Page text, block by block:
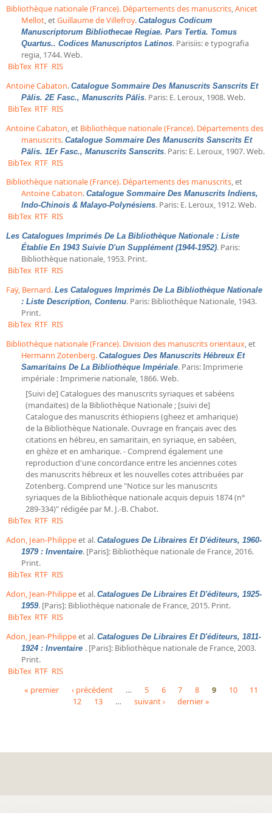
Bibliothèque nationale (France). Départements des manuscrits,Anicet
Mellot, etGuillaume de Villefroy. Catalogus Codicum
Manuscriptorum Bibliothecae Regiae. Pars Tertia. Tomus
Quartus.. Codices Manuscriptos Latinos. Parisiis: e typografia
regia, 1744. Web.
BibTex RTF RIS
Antoine Cabaton. Catalogue Sommaire Des Manuscrits Sanscrits Et
Pālis. 2E Fasc., Manuscrits Pālis. Paris: E. Leroux, 1908. Web.
BibTex RTF RIS
Antoine Cabaton, et Bibliothèque nationale (France). Départements des
manuscrits. Catalogue Sommaire Des Manuscrits Sanscrits Et
Pālis. 1Er Fasc., Manuscrits Sanscrits. Paris: E. Leroux, 1907. Web.
BibTex RTF RIS
Bibliothèque nationale (France). Départements des manuscrits, et
Antoine Cabaton. Catalogue Sommaire Des Manuscrits Indiens,
Indo-Chinois & Malayo-Polynésiens. Paris: E. Leroux, 1912. Web.
BibTex RTF RIS
Les Catalogues Imprimés De La Bibliothèque Nationale : Liste
Établie En 1943 Suivie D'un Supplément (1944-1952). Paris:
Bibliothèque nationale, 1953. Print.
BibTex RTF RIS
Faÿ, Bernard. Les Catalogues Imprimés De La Bibliothèque Nationale
: Liste Description, Contenu. Paris: Bibliothèque Nationale, 1943.
Print.
BibTex RTF RIS
Bibliothèque nationale (France). Division des manuscrits orientaux, et
Hermann Zotenberg. Catalogues Des Manuscrits Hébreux Et
Samaritains De La Bibliothèque Impériale. Paris: Imprimerie
impériale : Imprimerie nationale, 1866. Web.
[Suivi de] Catalogues des manuscrits syriaques et sabéens
(mandaïtes) de la Bibliothèque Nationale ; [suivi de]
Catalogue des manuscrits éthiopiens (gheez et amharique)
de la Bibliothèque Nationale. Ouvrage en français avec des
citations en hébreu, en samaritain, en syriaque, en sabéen,
en ghèze et en amharique. - Comprend également une
reproduction d'une concordance entre les anciennes cotes
des manuscrits hébreux et les nouvelles cotes attribuées par
Zotenberg. Comprend une "Notice sur les manuscrits
syriaques de la Bibliothèque nationale acquis depuis 1874 (n°
289-334)" rédigée par M. J.-B. Chabot.
BibTex RTF RIS
Adon, Jean-Philippeet al. Catalogues De Libraires Et D'éditeurs, 1960-
1979 : Inventaire. [Paris]: Bibliothèque nationale de France, 2016.
Print.
BibTex RTF RIS
Adon, Jean-Philippeet al. Catalogues De Libraires Et D'éditeurs, 1925-
1959. [Paris]: Bibliothèque nationale de France, 2015. Print.
BibTex RTF RIS
Adon, Jean-Philippeet al. Catalogues De Libraires Et D'éditeurs, 1811-
1924 : Inventaire . [Paris]: Bibliothèque nationale de France, 2003.
Print.
BibTex RTF RIS
« premier ‹ précédent … 5 6 7 8 9 10
11
12
13 … suivant › dernier »